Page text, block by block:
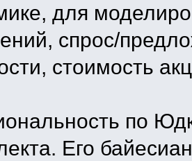
для
спрос/
стоимость
по
Его